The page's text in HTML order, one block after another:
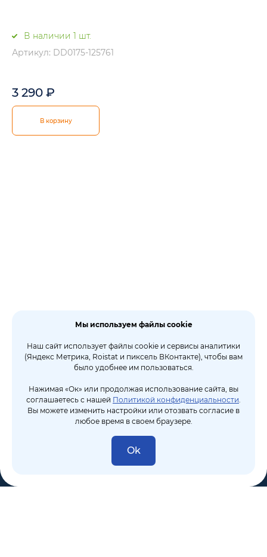
В наличии 1 шт.
Артикул: DD0175-125761
3 290 ₽
В корзину
Мы используем файлы cookie
Наш сайт использует файлы cookie и сервисы аналитики
(Яндекс Метрика, Roistat и пиксель ВКонтакте), чтобы вам
было удобнее им пользоваться.
Нажимая «Ок» или продолжая использование сайта, вы
соглашаетесь с нашей Политикой конфиденциальности.
Вы можете изменить настройки или отозвать согласие в
любое время в своем браузере.
Ok